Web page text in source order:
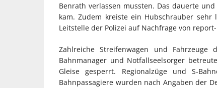
Benrath verlassen mussten. Das dauerte
kam. Zudem kreiste ein Hubschrauber
Leitstelle der Polizei auf Nachfrage von
Zahlreiche Streifenwagen und
Bahnmanager und Notfallseelsorger
Gleise gesperrt. Regionalzüge und S-
Bahnpassagiere wurden nach Angaben der